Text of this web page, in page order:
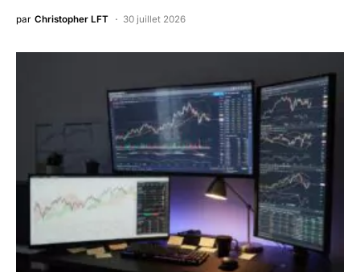
par Christopher LFT 30 juillet 2026